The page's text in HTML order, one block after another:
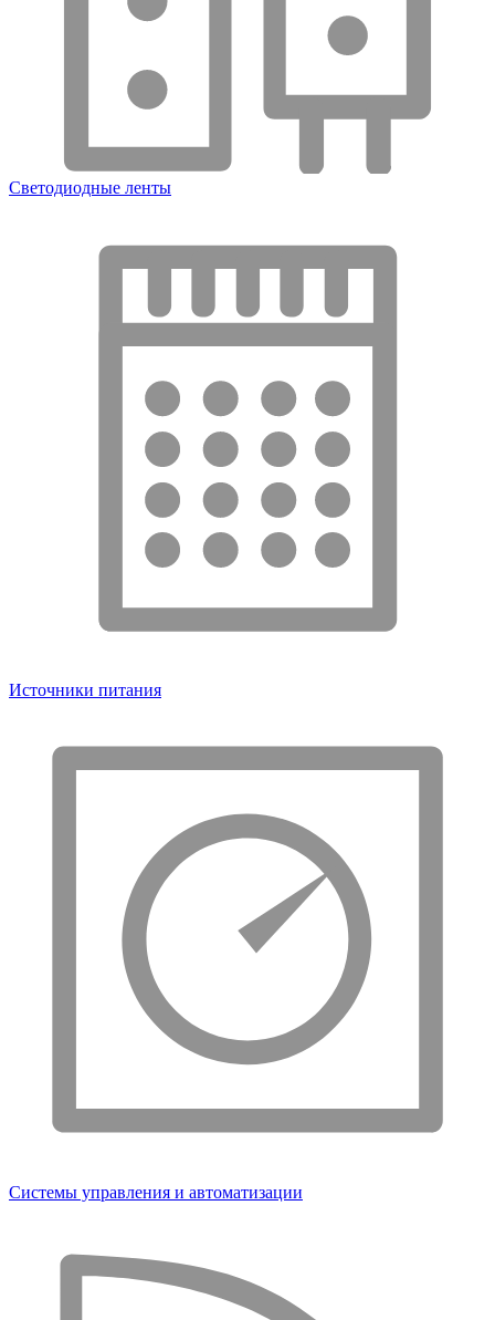
Светодиодные ленты
Источники питания
Системы управления и автоматизации